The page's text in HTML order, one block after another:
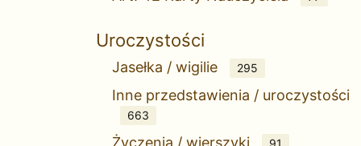
Uroczystości
Jasełka / wigilie 295
Inne przedstawienia / uroczystości
663
Życzenia / wierszyki 91